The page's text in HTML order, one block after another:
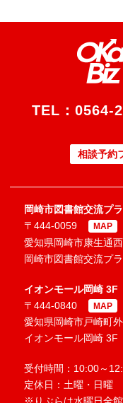
TEL： 0564-
相談予約
岡崎市図書館交流プ
〒444-0059
MAP
愛知県岡崎市康生通
岡崎市図書館交流プ
イオンモール岡崎 3F
〒444-0840
MAP
愛知県岡崎市戸崎町
イオンモール岡崎 3F
受付時間：10:00～
定休日：土曜・日曜